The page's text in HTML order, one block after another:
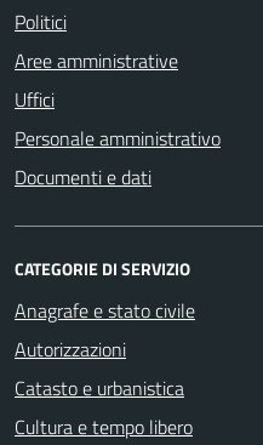
Politici
Aree amministrative
Uffici
Personale amministrativo
Documenti e dati
CATEGORIE DI SERVIZIO
Anagrafe e stato civile
Autorizzazioni
Catasto e urbanistica
Cultura e tempo libero